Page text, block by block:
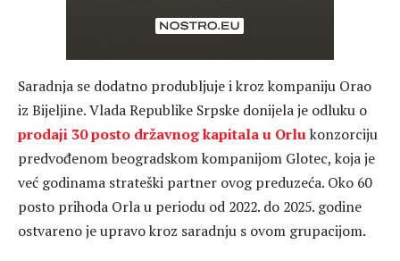
Saradnja se dodatno produbljuje i kroz kompaniju Orao
iz Bijeljine. Vlada Republike Srpske donijela je odluku o
prodaji 30 posto državnog kapitala u Orlukonzorciju
predvođenom beogradskom kompanijom Glotec, koja je
već godinama strateški partner ovog preduzeća. Oko 60
posto prihoda Orla u periodu od 2022. do 2025. godine
ostvareno je upravo kroz saradnju s ovom grupacijom.